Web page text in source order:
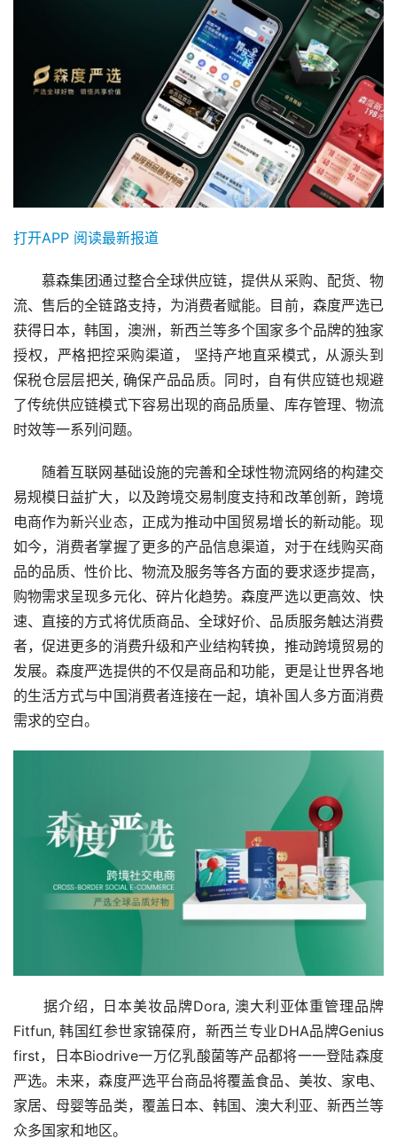
打开APP 阅读最新报道
慕森集团通过整合全球供应链，提供从采购、配货、物
流、售后的全链路支持，为消费者赋能。目前，森度严选已
获得日本，韩国，澳洲，新西兰等多个国家多个品牌的独家
授权，严格把控采购渠道， 坚持产地直采模式，从源头到
保税仓层层把关, 确保产品品质。同时，自有供应链也规避
了传统供应链模式下容易出现的商品质量、库存管理、物流
时效等一系列问题。
随着互联网基础设施的完善和全球性物流网络的构建交
易规模日益扩大，以及跨境交易制度支持和改革创新，跨境
电商作为新兴业态，正成为推动中国贸易增长的新动能。现
如今，消费者掌握了更多的产品信息渠道，对于在线购买商
品的品质、性价比、物流及服务等各方面的要求逐步提高，
购物需求呈现多元化、碎片化趋势。森度严选以更高效、快
速、直接的方式将优质商品、全球好价、品质服务触达消费
者，促进更多的消费升级和产业结构转换，推动跨境贸易的
发展。森度严选提供的不仅是商品和功能，更是让世界各地
的生活方式与中国消费者连接在一起，填补国人多方面消费
需求的空白。
据介绍，日本美妆品牌Dora, 澳大利亚体重管理品牌
Fitfun, 韩国红参世家锦葆府，新西兰专业DHA品牌Genius
first，日本Biodrive一万亿乳酸菌等产品都将一一登陆森度
严选。未来，森度严选平台商品将覆盖食品、美妆、家电、
家居、母婴等品类，覆盖日本、韩国、澳大利亚、新西兰等
众多国家和地区。